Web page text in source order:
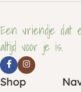
Een vriendje dat
altijd voor je is.
Shop